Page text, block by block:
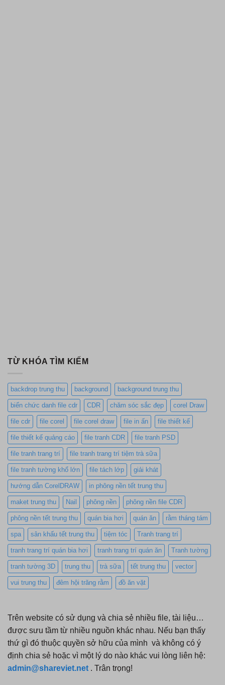
TỪ KHÓA TÌM KIẾM
backdrop trung thu background background trung thu
biển chức danh file cdr CDR chăm sóc sắc đẹp corel Draw
file cdr file corel file corel draw file in ấn file thiết kế
file thiết kế quảng cáo file tranh CDR file tranh PSD
file tranh trang trí file tranh trang trí tiệm trà sữa
file tranh tường khổ lớn file tách lớp giải khát
hướng dẫn CorelDRAW in phông nền tết trung thu
maket trung thu Nail phông nền phông nền file CDR
phông nền tết trung thu quán bia hơi quán ăn rằm tháng tám
spa sân khấu tết trung thu tiệm tóc Tranh trang trí
tranh trang trí quán bia hơi tranh trang trí quán ăn Tranh tường
tranh tường 3D trung thu trà sữa tết trung thu vector
vui trung thu đêm hội trăng rằm đồ ăn vặt
Trên website có sử dụng và chia sẻ nhiều file, tài liệu…
được sưu tầm từ nhiều nguồn khác nhau. Nếu bạn thấy
thứ gì đó thuộc quyền sở hữu của mình và không có ý
định chia sẻ hoặc vì một lý do nào khác vui lòng liên hệ:
admin@shareviet.net . Trân trọng!